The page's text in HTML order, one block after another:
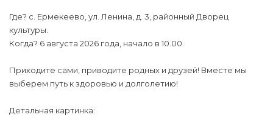
Где? с. Ермекеево, ул. Ленина, д. 3, районный Дворец
культуры.
Когда? 6 августа 2026 года, начало в 10.00.
Приходите сами, приводите родных и друзей! Вместе мы
выберем путь к здоровью и долголетию!
Детальная картинка: